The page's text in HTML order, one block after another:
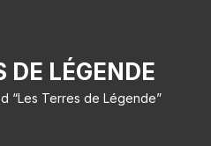
DE LÉGENDE
“Les Terres de Légende”